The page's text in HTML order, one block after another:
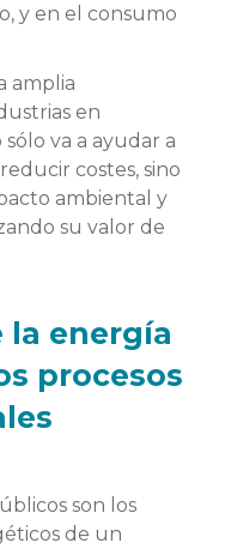
y en el consumo
amplia
en
va a ayudar a
costes, sino
ambiental y
su valor de
la energía
procesos
son los
de un